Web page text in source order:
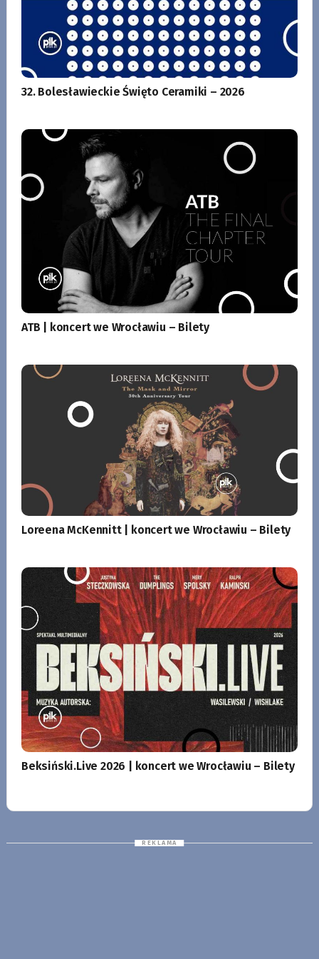
32. Bolesławieckie Święto Ceramiki – 2026
ATB | koncert we Wrocławiu – Bilety
Loreena McKennitt | koncert we Wrocławiu – Bilety
Beksiński.Live 2026 | koncert we Wrocławiu – Bilety